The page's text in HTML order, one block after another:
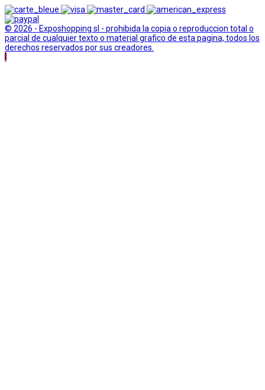
© 2026 - Exposhopping sl - prohibida la copia o reproduccion total o
parcial de cualquier texto o material grafico de esta pagina, todos los
derechos reservados por sus creadores.